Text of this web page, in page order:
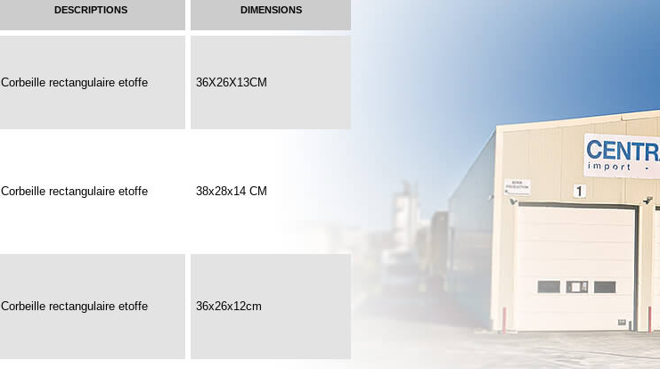
descriptions dimensions
Corbeille rectangulaire etoffe 36X26X13CM
Corbeille rectangulaire etoffe 38x28x14 CM
Corbeille rectangulaire etoffe 36x26x12cm